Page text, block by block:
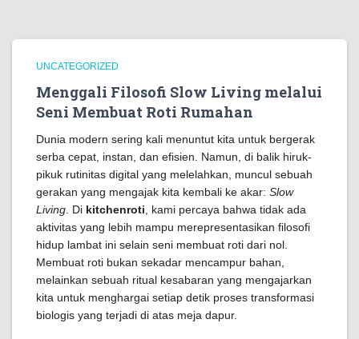
UNCATEGORIZED
Menggali Filosofi Slow Living melalui
Seni Membuat Roti Rumahan
Dunia modern sering kali menuntut kita untuk bergerak
serba cepat, instan, dan efisien. Namun, di balik hiruk-
pikuk rutinitas digital yang melelahkan, muncul sebuah
gerakan yang mengajak kita kembali ke akar: Slow
Living . Di kitchenroti , kami percaya bahwa tidak ada
aktivitas yang lebih mampu merepresentasikan filosofi
hidup lambat ini selain seni membuat roti dari nol.
Membuat roti bukan sekadar mencampur bahan,
melainkan sebuah ritual kesabaran yang mengajarkan
kita untuk menghargai setiap detik proses transformasi
biologis yang terjadi di atas meja dapur.